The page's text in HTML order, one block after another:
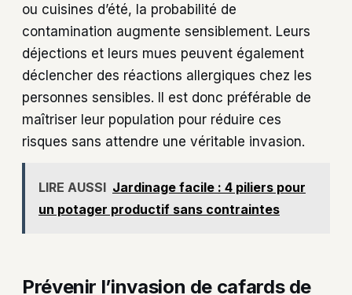
ou cuisines d’été, la probabilité de
contamination augmente sensiblement. Leurs
déjections et leurs mues peuvent également
déclencher des réactions allergiques chez les
personnes sensibles. Il est donc préférable de
maîtriser leur population pour réduire ces
risques sans attendre une véritable invasion.
LIRE AUSSI Jardinage facile : 4 piliers pour
un potager productif sans contraintes
Prévenir l’invasion de cafards de